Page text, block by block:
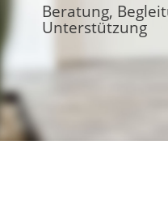
Beratung,
Unterstützung